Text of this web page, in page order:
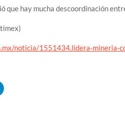
que hay mucha descoordinación
noticia/1551434.lidera-mineria-